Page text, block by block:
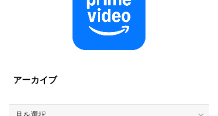
アーカイブ